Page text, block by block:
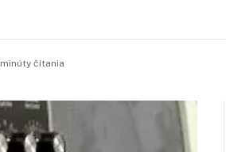
čítania